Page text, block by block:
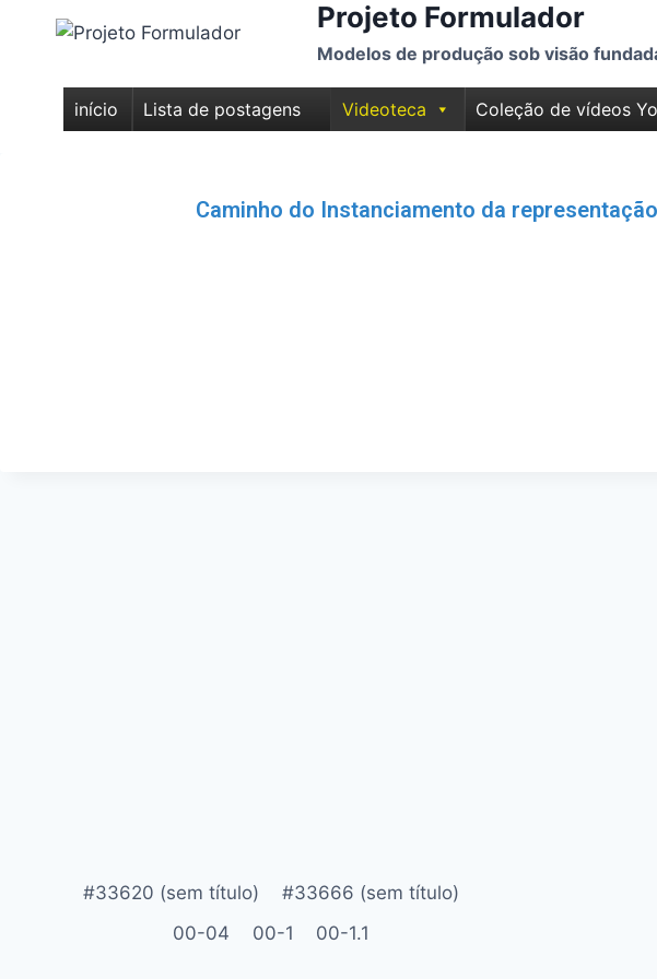
Projeto Formulador
Modelos de produção sob visão
início
Lista de postagens
Videoteca Coleção de vídeos
Caminho do Instanciamento da
#33620 (sem título)
#33666 (sem título)
00-04
00-1 00-1.1